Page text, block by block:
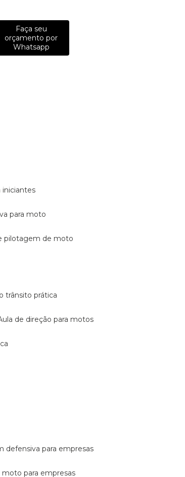
Faça seu
orçamento por
Whatsapp
iniciantes
para moto
pilotagem de moto
trânsito prática
aula de direção para motos
defensiva para empresas
moto para empresas